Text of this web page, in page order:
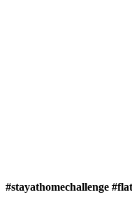
#stayathomechallenge